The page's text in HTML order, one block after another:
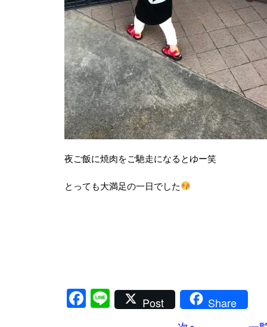
夜ご飯に焼肉をご馳走になるとゆー笑
とっても大満足の一日でした
Facebook
LinePost Share